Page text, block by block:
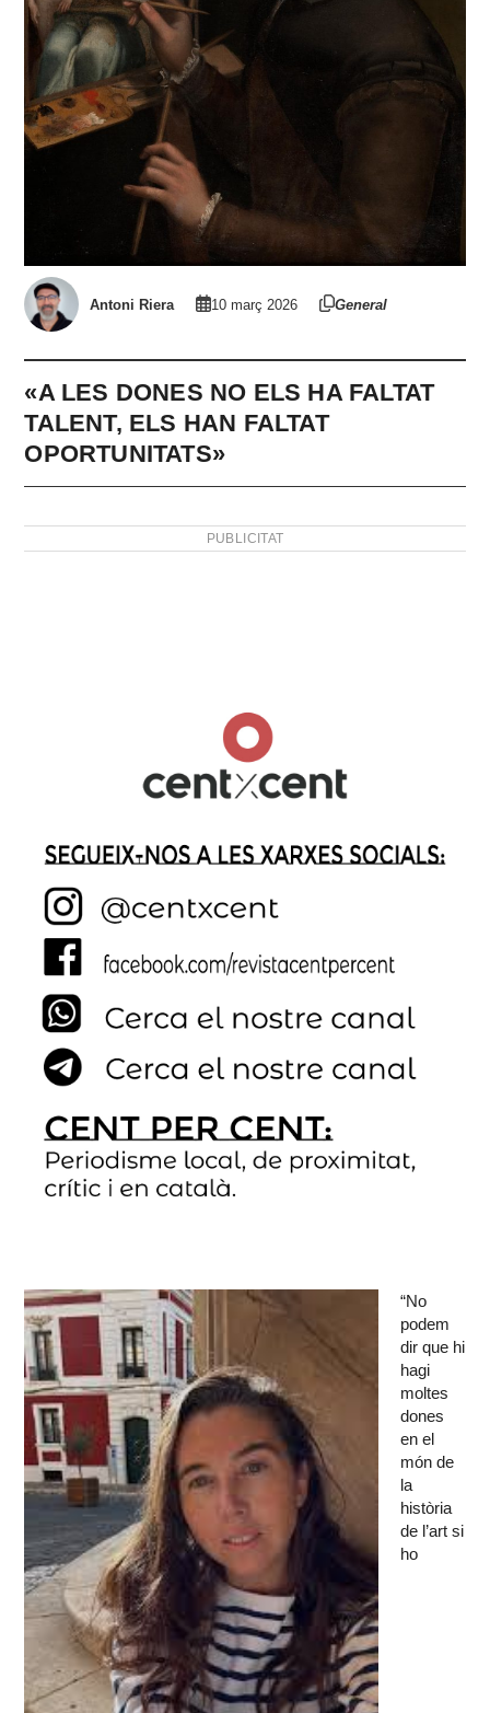
Antoni Riera 10 març 2026 General
«A LES DONES NO ELS HA FALTAT
TALENT, ELS HAN FALTAT
OPORTUNITATS»
PUBLICITAT
“No
podem
dir que hi
hagi
moltes
dones
en el
món de
la
història
de l’art si
ho